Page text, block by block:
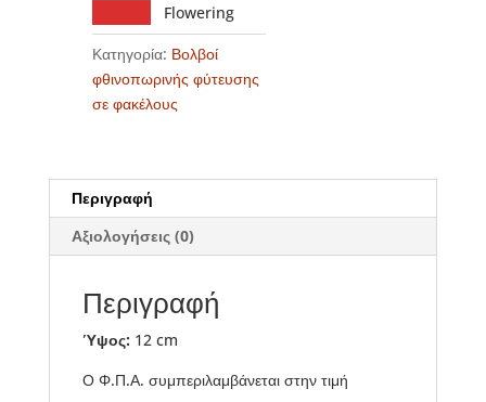
Flowering
Κατηγορία: Βολβοί
φθινοπωρινής φύτευσης
σε φακέλους
Περιγραφή
Αξιολογήσεις (0)
Περιγραφή
Ύψος: 12 cm
Ο Φ.Π.Α. συμπεριλαμβάνεται στην τιμή